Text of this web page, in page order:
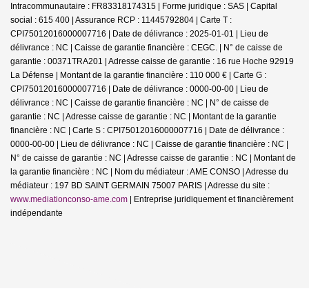
Intracommunautaire : FR83318174315 | Forme juridique : SAS | Capital
social : 615 400 | Assurance RCP : 11445792804 | Carte T :
CPI75012016000007716 | Date de délivrance : 2025-01-01 | Lieu de
délivrance : NC | Caisse de garantie financière : CEGC. | N° de caisse de
garantie : 00371TRA201 | Adresse caisse de garantie : 16 rue Hoche 92919
La Défense | Montant de la garantie financière : 110 000 € | Carte G :
CPI75012016000007716 | Date de délivrance : 0000-00-00 | Lieu de
délivrance : NC | Caisse de garantie financière : NC | N° de caisse de
garantie : NC | Adresse caisse de garantie : NC | Montant de la garantie
financière : NC | Carte S : CPI75012016000007716 | Date de délivrance :
0000-00-00 | Lieu de délivrance : NC | Caisse de garantie financière : NC |
N° de caisse de garantie : NC | Adresse caisse de garantie : NC | Montant de
la garantie financière : NC | Nom du médiateur : AME CONSO | Adresse du
médiateur : 197 BD SAINT GERMAIN 75007 PARIS | Adresse du site :
www.mediationconso-ame.com | Entreprise juridiquement et financièrement
indépendante